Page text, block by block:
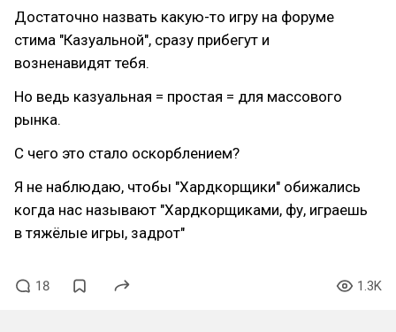
Достаточно назвать какую-то игру на форуме
стима "Казуальной", сразу прибегут и
возненавидят тебя.
Но ведь казуальная = простая = для массового
рынка.
С чего это стало оскорблением?
Я не наблюдаю, чтобы "Хардкорщики" обижались
когда нас называют "Хардкорщиками, фу, играешь
в тяжёлые игры, задрот"
18 1.3K